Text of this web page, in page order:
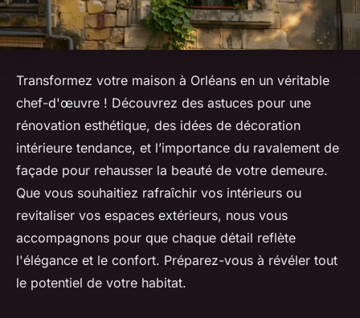
Transformez votre maison à Orléans en un véritable
chef-d'œuvre ! Découvrez des astuces pour une
rénovation esthétique, des idées de décoration
intérieure tendance, et l’importance du ravalement de
façade pour rehausser la beauté de votre demeure.
Que vous souhaitiez rafraîchir vos intérieurs ou
revitaliser vos espaces extérieurs, nous vous
accompagnons pour que chaque détail reflète
l'élégance et le confort. Préparez-vous à révéler tout
le potentiel de votre habitat.